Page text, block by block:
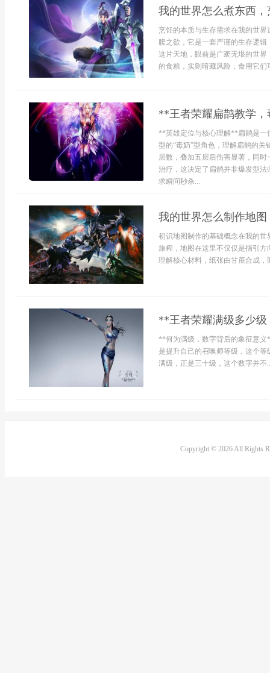
我的世界怎么煮东西
烹饪的本质与生存需求在我的世
腹之欲，它是一套严谨的生存逻
这片天地，眼前是广袤无垠的世
的食粮，实则暗藏风险，食用它们
**王者荣耀扁鹊教学
**英雄定位与核心理解**扁鹊是一
型的“毒奶”型角色，理解扁鹊的关
层数，叠加五层后伤害显著，同
治疗，这决定了扁鹊并非爆发型
求瞬间秒杀...
我的世界怎么制作地
初识地图制作的基础概念在我的
旅程，地图在这里不仅仅是指引
理解核心材料，纸张由甘蔗合成
**王者荣耀满级多少
**何为满级，数字背后的象征意
是提升自己的召唤师等级，这个
满级，正是三十级，这个数字并不
Copyright © 2026 All Rights